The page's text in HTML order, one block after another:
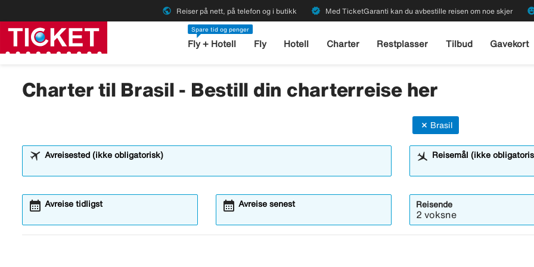
public Reiser på nett, på telefon og i butikk verified Med TicketGaranti kan du avbestille reisen om noe skjer
Spare tid og penger
Fly + Hotell Fly Hotell Charter Restplasser Tilbud Gavekort
Charter til Brasil - Bestill din charterreise her
Avreisested (ikke obligatorisk) Reisemål (ikke
Brasil
Avreise tidligst
calendar_month Avreise senest
calendar_month Reisende
2 voksne